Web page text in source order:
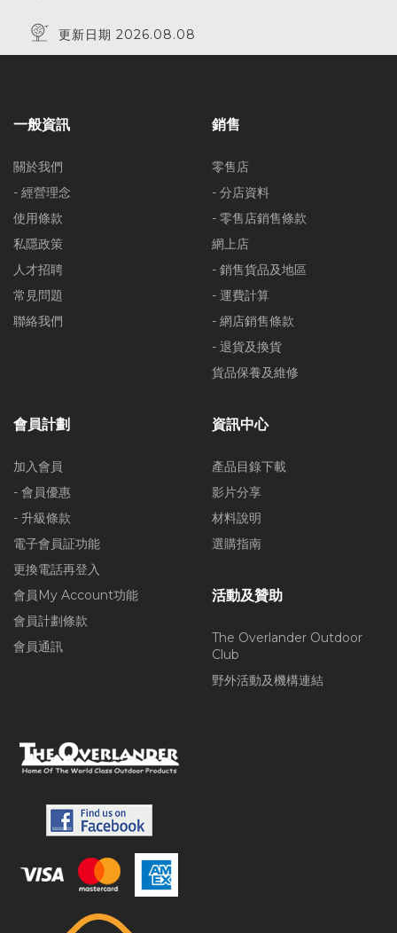
更新日期 2026.08.08
一般資訊
關於我們
- 經營理念
使用條款
私隱政策
人才招聘
常見問題
聯絡我們
銷售
零售店
- 分店資料
- 零售店銷售條款
網上店
- 銷售貨品及地區
- 運費計算
- 網店銷售條款
- 退貨及換貨
貨品保養及維修
會員計劃
加入會員
- 會員優惠
- 升級條款
電子會員証功能
更換電話再登入
會員My Account功能
會員計劃條款
會員通訊
資訊中心
產品目錄下載
影片分享
材料說明
選購指南
活動及贊助
The Overlander Outdoor
Club
野外活動及機構連結